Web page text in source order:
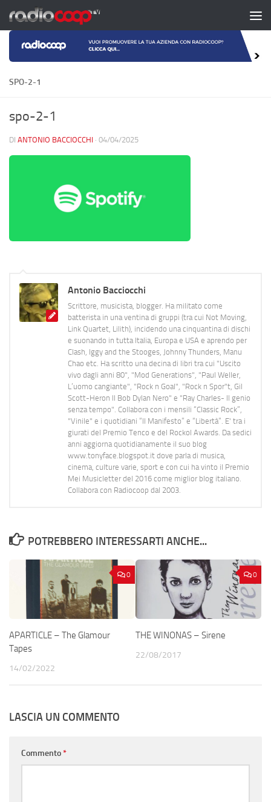
Salta al contenuto
SPO-2-1
spo-2-1
DI ANTONIO BACCIOCCHI · 04/04/2025
Antonio Bacciocchi
Scrittore, musicista, blogger. Ha militato come
batterista in una ventina di gruppi (tra cui Not Moving,
Link Quartet, Lilith), incidendo una cinquantina di dischi
e suonando in tutta Italia, Europa e USA e aprendo per
Clash, Iggy and the Stooges, Johnny Thunders, Manu
Chao etc. Ha scritto una decina di libri tra cui "Uscito
vivo dagli anni 80", "Mod Generations", "Paul Weller,
L’uomo cangiante", "Rock n Goal", "Rock n Spor"t, Gil
Scott-Heron Il Bob Dylan Nero" e "Ray Charles- Il genio
senza tempo". Collabora con i mensili “Classic Rock”,
"Vinile" e i quotidiani “Il Manifesto” e “Libertà”. E' tra i
giurati del Premio Tenco e del Rockol Awards. Da sedici
anni aggiorna quotidianamente il suo blog
www.tonyface.blogspot.it dove parla di musica,
cinema, culture varie, sport e con cui ha vinto il Premio
Mei Musicletter del 2016 come miglior blog italiano.
Collabora con Radiocoop dal 2003.
POTREBBERO INTERESSARTI ANCHE...
0
APARTICLE – The Glamour
Tapes
14/02/2022
0
THE WINONAS – Sirene
22/08/2017
LASCIA UN COMMENTO
Commento*